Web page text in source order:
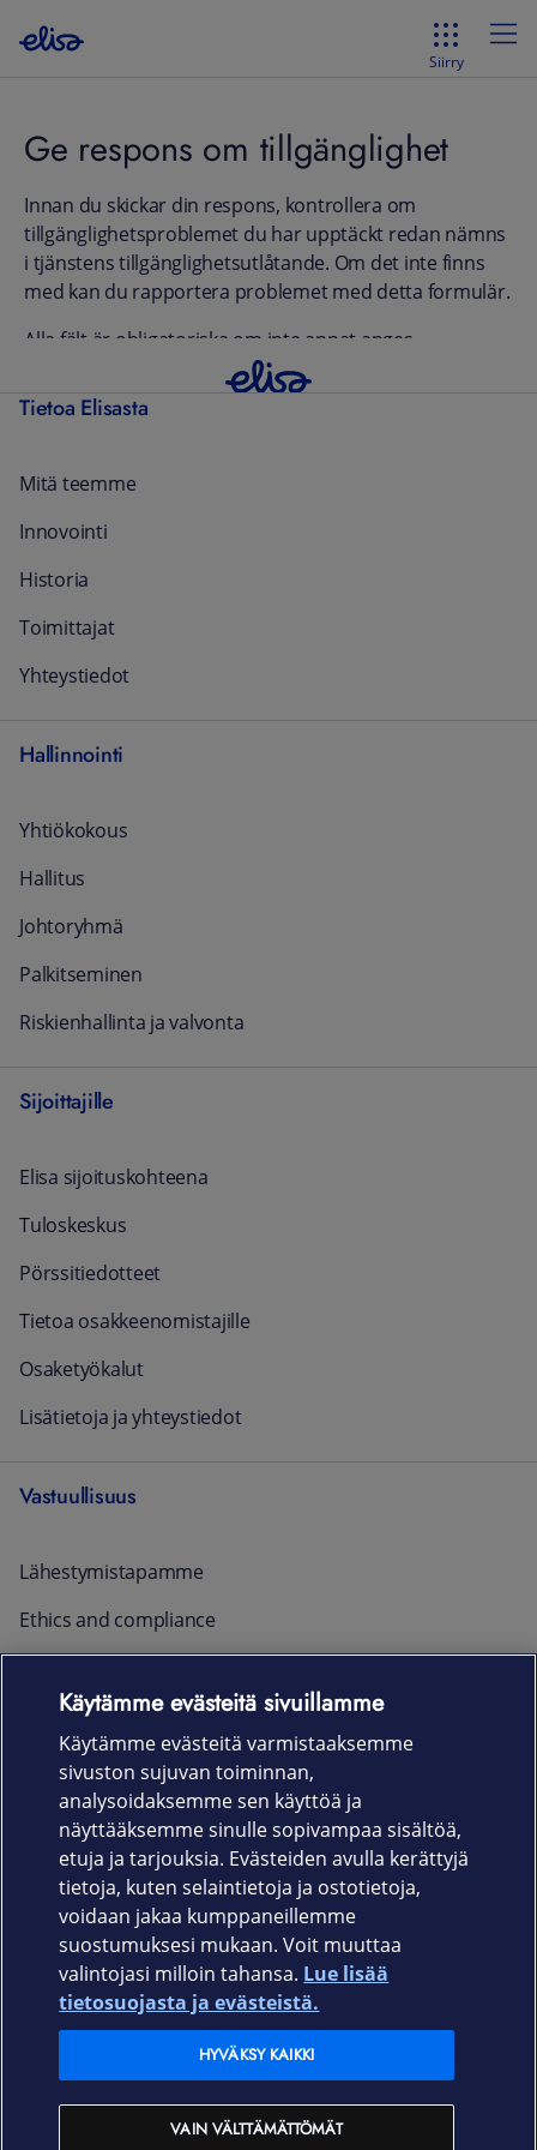
Siirry
Ge respons om tillgänglighet
Innan du skickar din respons, kontrollera om
tillgänglighetsproblemet du har upptäckt redan nämns
i tjänstens tillgänglighetsutlåtande. Om det inte finns
med kan du rapportera problemet med detta formulär.
Alla fält är obligatoriska om inte annat anges.
Tietoa Elisasta
Mitä teemme
Innovointi
Historia
Toimittajat
Yhteystiedot
Hallinnointi
Yhtiökokous
Hallitus
Johtoryhmä
Palkitseminen
Riskienhallinta ja valvonta
Sijoittajille
Elisa sijoituskohteena
Tuloskeskus
Pörssitiedotteet
Tietoa osakkeenomistajille
Osaketyökalut
Lisätietoja ja yhteystiedot
Vastuullisuus
Lähestymistapamme
Ethics and compliance
Ajankohtaista
Rekrytointi
Uutishuone
In English
Yksityisille
Käytämme evästeitä sivuillamme
Käytämme evästeitä varmistaaksemme
sivuston sujuvan toiminnan,
analysoidaksemme sen käyttöä ja
näyttääksemme sinulle sopivampaa sisältöä,
etuja ja tarjouksia. Evästeiden avulla kerättyjä
tietoja, kuten selaintietoja ja ostotietoja,
voidaan jakaa kumppaneillemme
suostumuksesi mukaan. Voit muuttaa
valintojasi milloin tahansa. Lue lisää
tietosuojasta ja evästeistä.
VAIN VÄLTTÄMÄTTÖMÄT
HYVÄKSY KAIKKI